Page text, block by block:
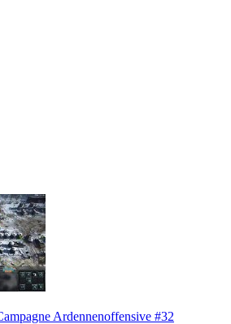
Ardennenoffensive #32